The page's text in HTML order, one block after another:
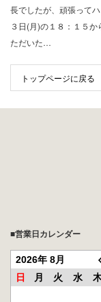
長でしたが、頑張って
３日(月)の１８：１５
ただいた…
トップページに戻る
■営業日カレンダー
2026年 8月
日
月 火 水